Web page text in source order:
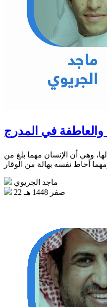
في المدرج
وهي أن الإنسان مهما بلغ من
ماجد الجريوي
22 صفر 1448 هـ